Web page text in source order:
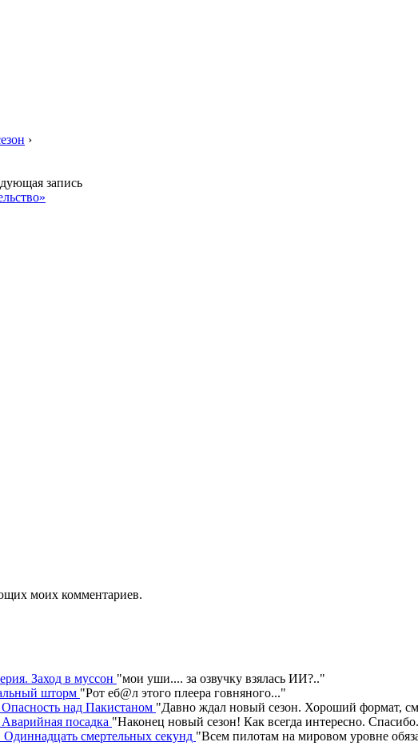
›
запись
моих комментариев.
Заход в муссон "мои уши.... за озвучку взялась ИИ?.."
шторм "Рот еб@л этого плеера говняного..."
Опасность над Пакистаном "Давно ждал новый сезон. Хороший формат,
Аварийная посадка "Наконец новый сезон! Как всегда интересно. Спасибо
Одиннадцать смертельных секунд "Всем пилотам на мировом уровне